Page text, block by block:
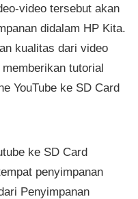
video tersebut akan
didalam HP Kita.
kualitas dari video
tutorial
YouTube ke SD Card
ke SD Card
penyimpanan
Penyimpanan